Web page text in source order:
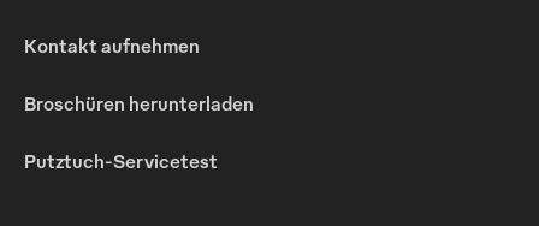
Kontakt aufnehmen
Broschüren herunterladen
Putztuch-Servicetest